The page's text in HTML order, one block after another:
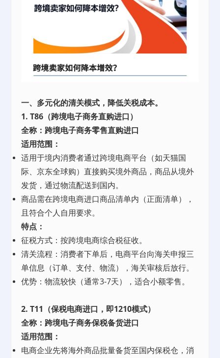
一、多元化的清关模式，降低关税成本。
1. T86（跨境电子商务直购进口）
全称：跨境电子商务零售直购进口
适用范围：
适用于境内消费者通过跨境电商平台（如天猫国
际、京东全球购）直接购买境外商品，商品从境外
发货，通过物流配送到国内。
商品需在跨境电商进口商品清单内（正面清单），
且符合个人自用要求。
特点：
征税方式：按跨境电商综合税征收。
清关流程：消费者下单后，电商平台向海关申报三
单信息（订单、支付、物流），海关审核后放行。
优势：物流较快（通常3-7天），适合小额零售。
2. T11（保税电商进口，即1210模式）
全称：跨境电子商务保税备货进口
适用范围：
电商企业先将海外商品批量备货至国内保税仓，消